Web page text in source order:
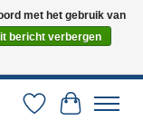
via PostNL en DHL.
te maken. 0251-
Verlanglijst
met het gebruik van
bericht verbergen